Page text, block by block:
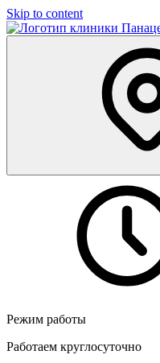
Skip to content
Режим работы
Работаем круглосуточно